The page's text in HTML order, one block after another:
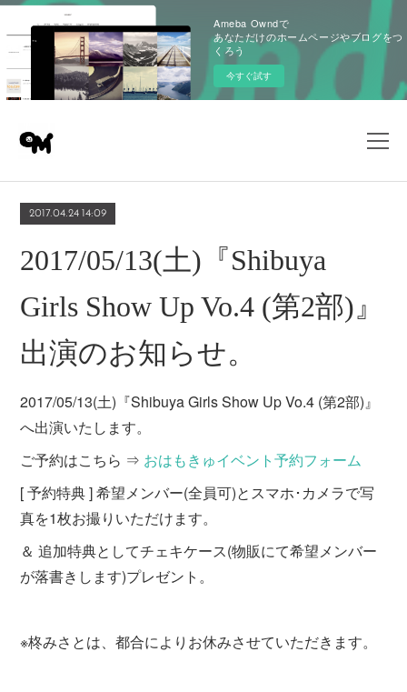
Ameba Owndで
あなただけのホームページやブログをつ
くろう
今すぐ試す
2017.04.24 14:09
2017/05/13(土)『Shibuya
Girls Show Up Vo.4 (第2部)』
出演のお知らせ。
2017/05/13(土)『Shibuya Girls Show Up Vo.4 (第2部)』
へ出演いたします。
ご予約はこちら ⇒ おはもきゅイベント予約フォーム
[ 予約特典 ] 希望メンバー(全員可)とスマホ･カメラで写
真を1枚お撮りいただけます。
＆ 追加特典としてチェキケース(物販にて希望メンバー
が落書きします)プレゼント。
※柊みさとは、都合によりお休みさせていただきます。